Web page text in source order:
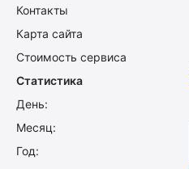
Контакты
Карта сайта
Стоимость сервиса
Статистика
День:
Месяц:
Год: